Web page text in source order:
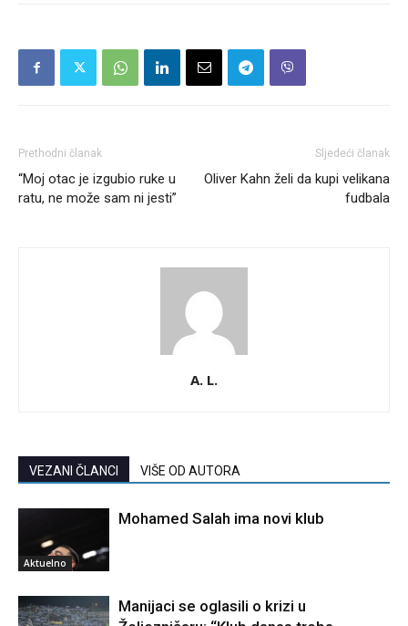
Prethodni članak
“Moj otac je izgubio ruke u
ratu, ne može sam ni jesti”
Sljedeći članak
Oliver Kahn želi da kupi velikana
fudbala
A. L.
VEZANI ČLANCI VIŠE OD AUTORA
Aktuelno
Mohamed Salah ima novi klub
Manijaci se oglasili o krizi u